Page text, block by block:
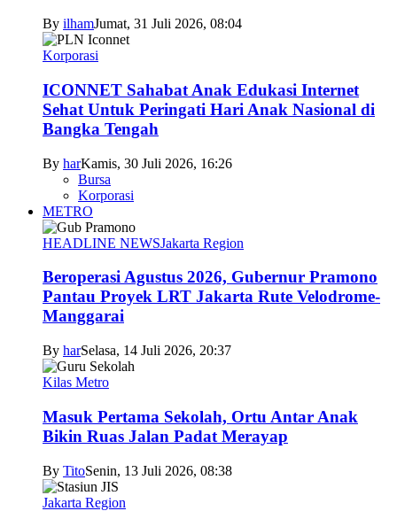
By ilhamJumat, 31 Juli 2026, 08:04
Korporasi
ICONNET Sahabat Anak Edukasi Internet
Sehat Untuk Peringati Hari Anak Nasional di
Bangka Tengah
By harKamis, 30 Juli 2026, 16:26
Bursa
Korporasi
METRO
HEADLINE NEWSJakarta Region
Beroperasi Agustus 2026, Gubernur Pramono
Pantau Proyek LRT Jakarta Rute Velodrome-
Manggarai
By harSelasa, 14 Juli 2026, 20:37
Kilas Metro
Masuk Pertama Sekolah, Ortu Antar Anak
Bikin Ruas Jalan Padat Merayap
By TitoSenin, 13 Juli 2026, 08:38
Jakarta Region